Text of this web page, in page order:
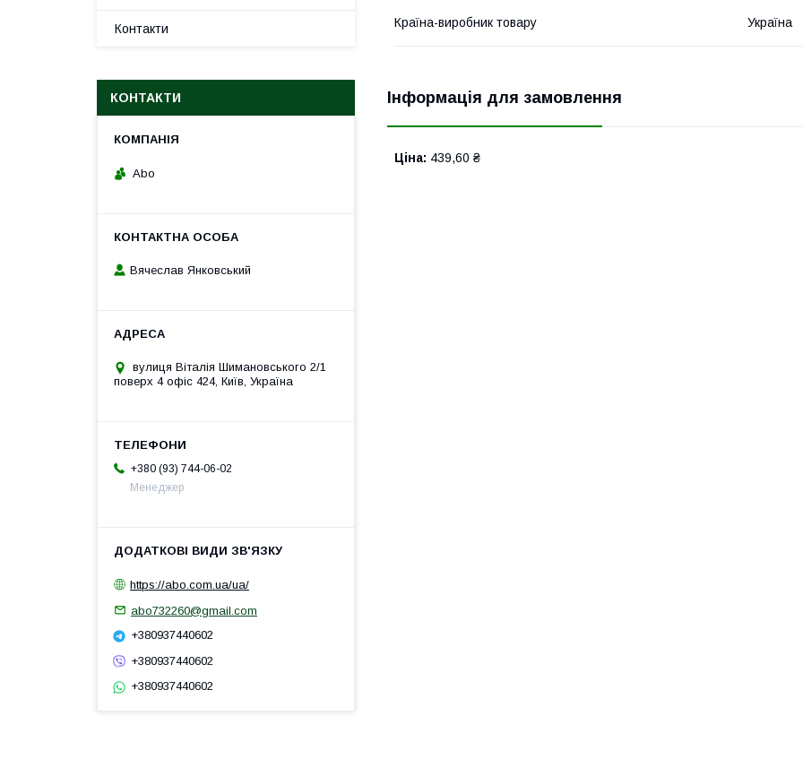
Країна-виробник товару Україна
Інформація для замовлення
Ціна: 439,60 ₴
Контакти
КОНТАКТИ
Abo
Вячеслав Янковський
вулиця Віталія Шимановського 2/1
поверх 4 офіс 424, Київ, Україна
+380 (93) 744-06-02
Менеджер
https://abo.com.ua/ua/
abo732260@gmail.com
+380937440602
+380937440602
+380937440602